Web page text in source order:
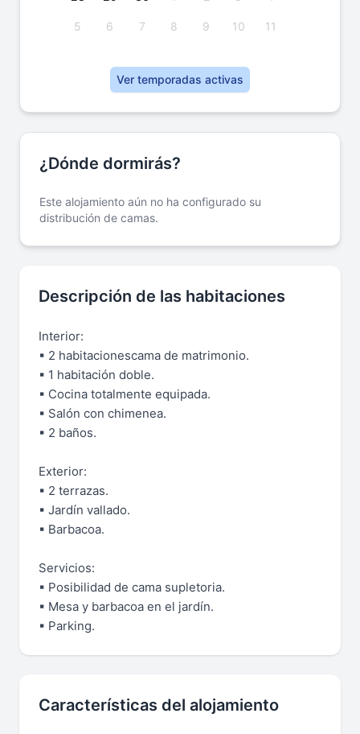
5 6 7 8 9 10 11
Ver temporadas activas
¿Dónde dormirás?
Este alojamiento aún no ha configurado su
distribución de camas.
Descripción de las habitaciones
Interior:
▪ 2 habitacionescama de matrimonio.
▪ 1 habitación doble.
▪ Cocina totalmente equipada.
▪ Salón con chimenea.
▪ 2 baños.
Exterior:
▪ 2 terrazas.
▪ Jardín vallado.
▪ Barbacoa.
Servicios:
▪ Posibilidad de cama supletoria.
▪ Mesa y barbacoa en el jardín.
▪ Parking.
Características del alojamiento